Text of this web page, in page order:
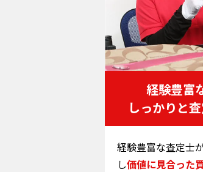
経験豊富
しっかりと
経験豊富な査定士
し価値に見合った